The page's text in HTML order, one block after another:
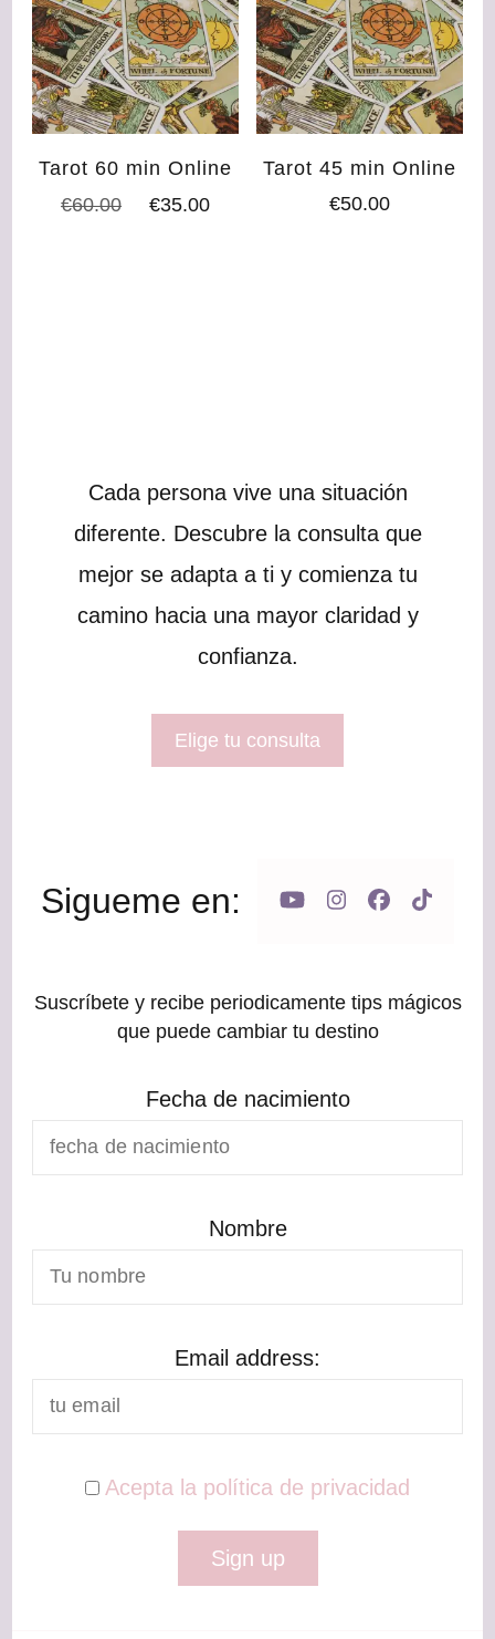
Tarot 60 min Online
€60.00
El€35.00
Tarot 45 min Online
€50.00
Cada persona vive una situación
diferente. Descubre la consulta que
mejor se adapta a ti y comienza tu
camino hacia una mayor claridad y
confianza.
Elige tu consulta
Sigueme en:
Suscríbete y recibe periodicamente tips mágicos
que puede cambiar tu destino
Fecha de nacimiento
Nombre
Email address:
Acepta la política de privacidad